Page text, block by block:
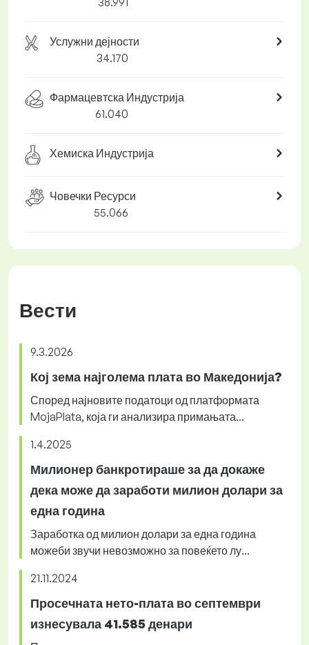
Услужни дејности
34.170
Фармацевтска Индустрија
61.040
Хемиска Индустрија
Човечки Ресурси
55.066
Вести
9.3.2026
Кој зема најголема плата во Македонија?
Според најновите податоци од платформата
MojaPlata, која ги анализира примањата...
1.4.2025
Милионер банкротираше за да докаже
дека може да заработи милион долари за
една година
Заработка од милион долари за една година
можеби звучи невозможно за повеќето лу...
21.11.2024
Просечната нето-плата во септември
изнесувала 41.585 денари